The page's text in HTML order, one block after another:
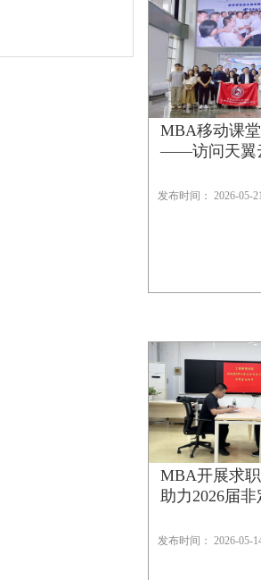
MBA移动课
——访问天翼
发布时间： 2026-05-
MBA开展求职
助力2026届非
发布时间： 2026-05-